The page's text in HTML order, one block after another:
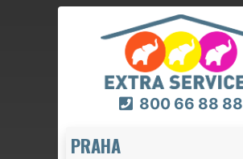
800 66 88 88
PRAHA